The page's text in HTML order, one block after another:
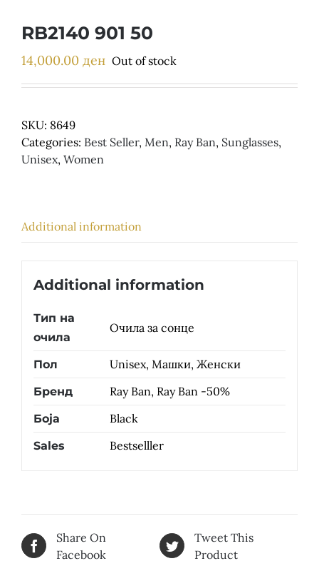
RB2140 901 50
14,000.00 ден Out of stock
SKU: 8649
Categories: Best Seller, Men, Ray Ban, Sunglasses,
Unisex, Women
Additional information
Additional information
Тип на
очила
Очила за сонце
Пол Unisex, Машки, Женски
Бренд Ray Ban, Ray Ban -50%
Боја Black
Sales Bestselller
Share On
Facebook
Tweet This
Product